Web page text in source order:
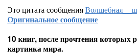
Это цитата сообщения
Оригинальное сообщение
10 книг, после прочтения которых
картинка мира.